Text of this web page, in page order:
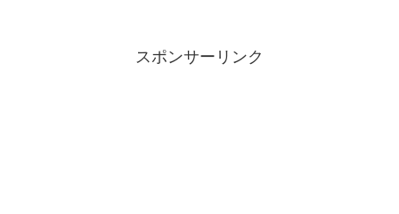
スポンサーリンク